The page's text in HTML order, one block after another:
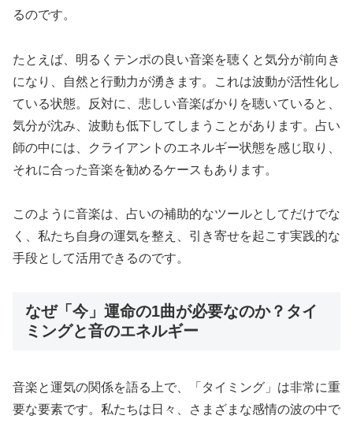
るのです。
たとえば、明るくテンポの良い音楽を聴くと気分が前向き
になり、自然と行動力が湧きます。これは波動が活性化し
ている状態。反対に、悲しい音楽ばかりを聴いていると、
気分が沈み、波動も低下してしまうことがあります。占い
師の中には、クライアントのエネルギー状態を感じ取り、
それに合った音楽を勧めるケースもあります。
このように音楽は、占いの補助的なツールとしてだけでな
く、私たち自身の運気を整え、引き寄せを起こす実践的な
手段として活用できるのです。
なぜ「今」運命の1曲が必要なのか？タイ
ミングと音のエネルギー
音楽と運気の関係を語る上で、「タイミング」は非常に重
要な要素です。私たちは日々、さまざまな感情の波の中で